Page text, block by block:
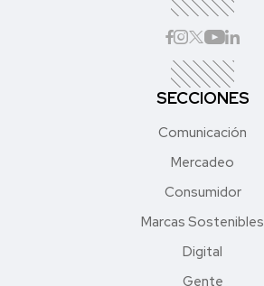
SECCIONES
Comunicación
Mercadeo
Consumidor
Marcas Sostenibles
Digital
Gente